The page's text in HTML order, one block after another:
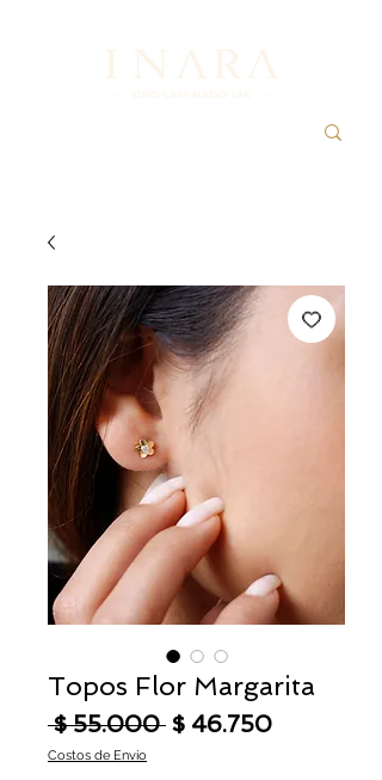
Topos Flor Margarita
$ 55.000 Precio
$ 46.750Precio de
Costos de Envío